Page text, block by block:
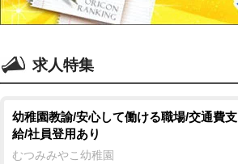
求人特集
幼稚園教諭/安心して働ける職場/交通費支
給/社員登用あり
むつみみやこ幼稚園